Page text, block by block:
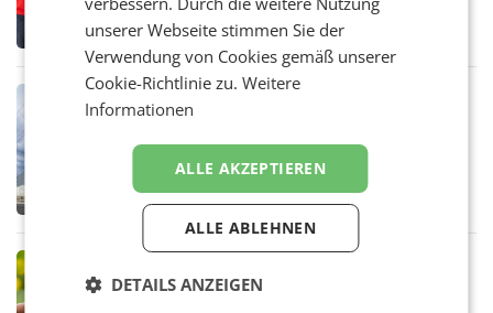
eines Gemeindebaus und verbindet damit
Nahversorgung und Wohnen. Auf mehr als
330 m² Verkaufsfläche bietet Billa ein breites
Sortiment mit
RETAIL
mit E-Commerce
Die Erlöse erhöhten sich gegenüber dem
Vorjahreszeitraum um 3,8% auf 1,544 Mrd.
Euro. Wachstumstreiber war erneut das E-
Commerce- und Logistikgeschäft, während
Lebensmittel der Zukunft: Wie
unserer Webseite stimmen Sie der
Verwendung von Cookies gemäß unserer
Cookie-Richtlinie zu.Weitere
Informationen
ALLE AKZEPTIEREN
ALLE ABLEHNEN
DETAILS ANZEIGEN